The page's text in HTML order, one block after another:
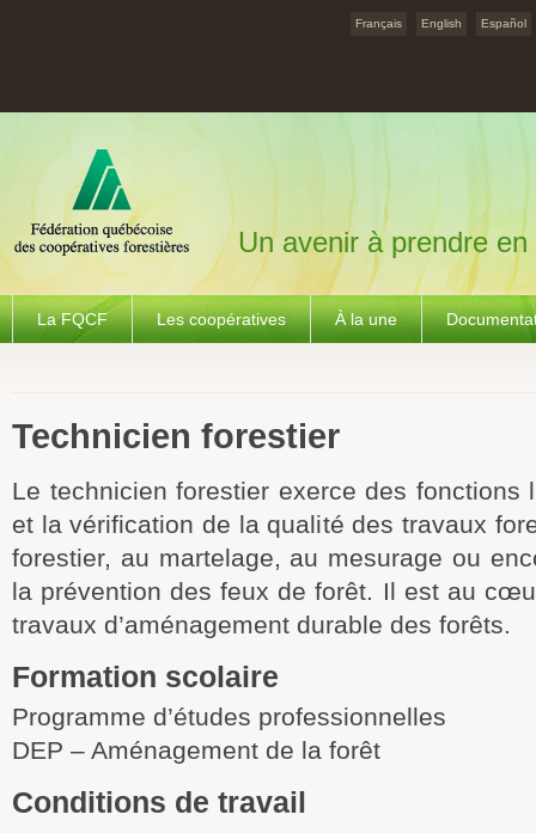
Français English Español
Un avenir à prendre en
La FQCF Les coopératives À la une
Technicien forestier
Le technicien forestier exerce des fonctions
et la vérification de la qualité des travaux
forestier, au martelage, au mesurage ou
la prévention des feux de forêt. Il est au
travaux d’aménagement durable des forêts.
Formation scolaire
Programme d’études professionnelles
DEP – Aménagement de la forêt
Conditions de travail